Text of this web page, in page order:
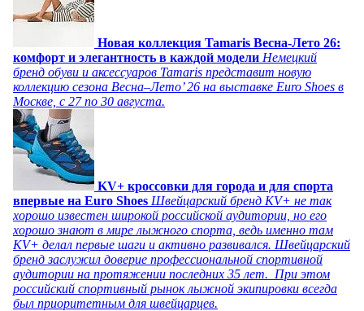
Новая коллекция Tamaris Весна-Лето 26:
комфорт и элегантность в каждой модели Немецкий
бренд обуви и аксессуаров Tamaris представит новую
коллекцию сезона Весна–Лето’ 26 на выставке Euro Shoes в
Москве, с 27 по 30 августа.
KV+ кроссовки для города и для спорта
впервые на Euro Shoes Швейцарский бренд KV+ не так
хорошо известен широкой российской аудитории, но его
хорошо знают в мире лыжного спорта, ведь именно там
KV+ делал первые шаги и активно развивался. Швейцарский
бренд заслужил доверие профессиональной спортивной
аудитории на протяжении последних 35 лет. При этом
российский спортивный рынок лыжной экипировки всегда
был приоритетным для швейцарцев.